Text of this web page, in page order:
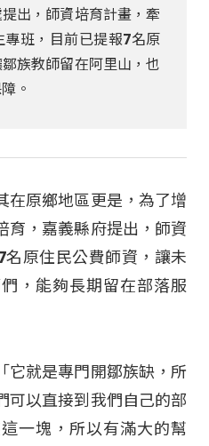
出，師資培育計畫，牽
班，目前已提報7名原
族教師留在阿里山，也
。
在原鄉地區更是，為了增
育，嘉義縣府提出，師資
原住民公費師資，讓未
，能夠長期留在部落服
它就是專門開鄒族缺，所
可以直接到我們自己的部
一塊，所以有滿大的幫